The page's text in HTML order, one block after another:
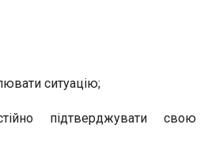
ситуацію;
підтверджувати свою